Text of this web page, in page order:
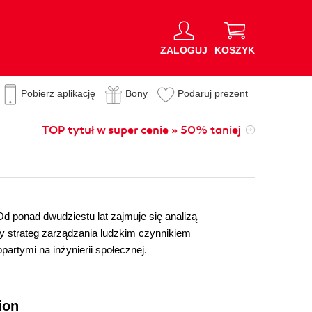
ZALOGUJ KOSZYK
Pobierz aplikację Bony Podaruj prezent
TOP tytuł w super cenie » 50% taniej
ponad dwudziestu lat zajmuje się analizą
strateg zarządzania ludzkim czynnikiem
na inżynierii społecznej.